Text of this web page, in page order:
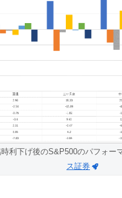
時利下げ後のS&P500のパフォー
ス証券